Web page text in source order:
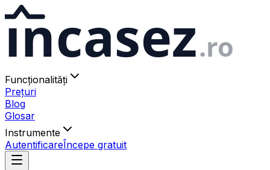
ıncasez.ro
Funcționalități
Prețuri
Blog
Glosar
Instrumente
AutentificareÎncepe gratuit